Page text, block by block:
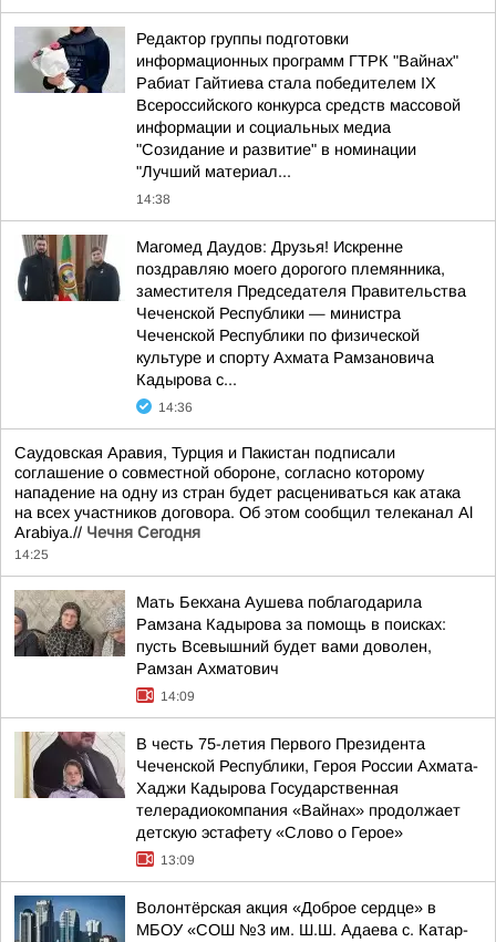
Редактор группы подготовки
информационных программ ГТРК "Вайнах"
Рабиат Гайтиева стала победителем IX
Всероссийского конкурса средств массовой
информации и социальных медиа
"Созидание и развитие" в номинации
"Лучший материал...
14:38
Магомед Даудов: Друзья! Искренне
поздравляю моего дорогого племянника,
заместителя Председателя Правительства
Чеченской Республики — министра
Чеченской Республики по физической
культуре и спорту Ахмата Рамзановича
Кадырова с...
14:36
Саудовская Аравия, Турция и Пакистан подписали
соглашение о совместной обороне, согласно которому
нападение на одну из стран будет расцениваться как атака
на всех участников договора. Об этом сообщил телеканал Al
Arabiya.// Чечня Сегодня
14:25
Мать Бекхана Аушева поблагодарила
Рамзана Кадырова за помощь в поисках:
пусть Всевышний будет вами доволен,
Рамзан Ахматович
14:09
В честь 75-летия Первого Президента
Чеченской Республики, Героя России Ахмата-
Хаджи Кадырова Государственная
телерадиокомпания «Вайнах» продолжает
детскую эстафету «Слово о Герое»
13:09
Волонтёрская акция «Доброе сердце» в
МБОУ «СОШ №3 им. Ш.Ш. Адаева с. Катар-